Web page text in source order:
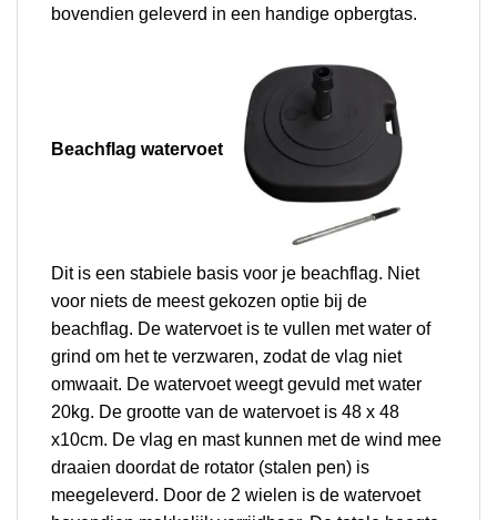
bovendien geleverd in een handige opbergtas.
Beachflag watervoet
Dit is een stabiele basis voor je beachflag. Niet
voor niets de meest gekozen optie bij de
beachflag. De watervoet is te vullen met water of
grind om het te verzwaren, zodat de vlag niet
omwaait. De watervoet weegt gevuld met water
20kg. De grootte van de watervoet is 48 x 48
x10cm. De vlag en mast kunnen met de wind mee
draaien doordat de rotator (stalen pen) is
meegeleverd. Door de 2 wielen is de watervoet